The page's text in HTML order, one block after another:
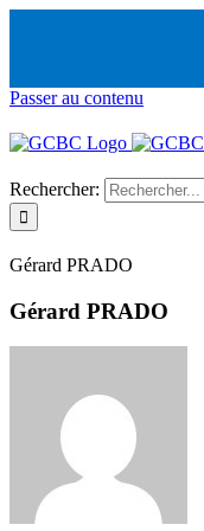
Passer au contenu
Rechercher:
Gérard PRADO
Gérard PRADO